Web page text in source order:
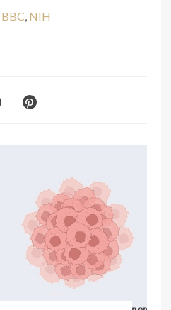
BBC NIH